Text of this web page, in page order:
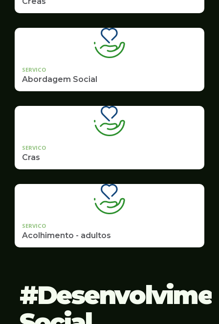
SERVICO
Abordagem Social
SERVICO
Cras
SERVICO
Acolhimento - adultos